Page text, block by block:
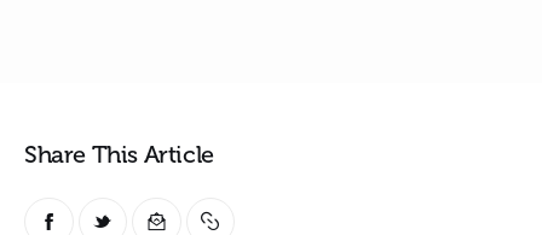
Share This Article